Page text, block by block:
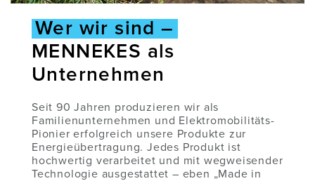
Wer wir sind –
MENNEKES als
Unternehmen
Seit 90 Jahren produzieren wir als
Familienunternehmen und Elektromobilitäts-
Pionier erfolgreich unsere Produkte zur
Energieübertragung. Jedes Produkt ist
hochwertig verarbeitet und mit wegweisender
Technologie ausgestattet – eben „Made in